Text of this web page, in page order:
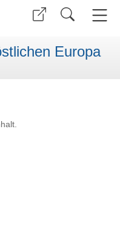
Europa